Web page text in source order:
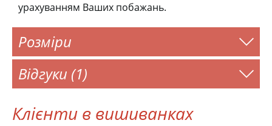
урахуванням Ваших побажань.
Розміри
Відгуки (1)
Клієнти в вишиванках